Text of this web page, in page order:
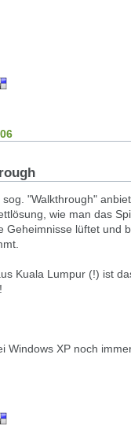
"Walkthrough"
wie man das
Geheimnisse lüftet und
Kuala Lumpur (!) ist
Windows XP noch